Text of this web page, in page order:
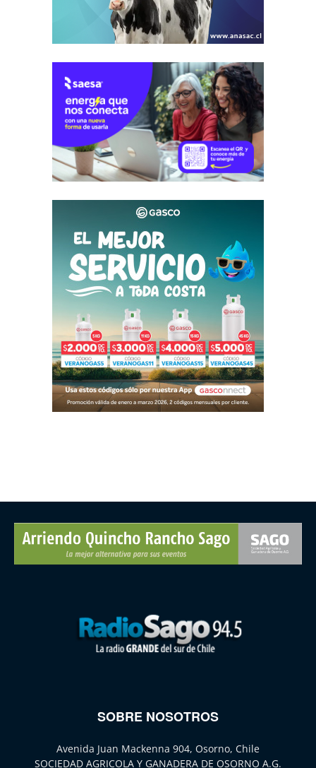
SOBRE NOSOTROS
Avenida Juan Mackenna 904, Osorno, Chile
SOCIEDAD AGRICOLA Y GANADERA DE OSORNO A.G.